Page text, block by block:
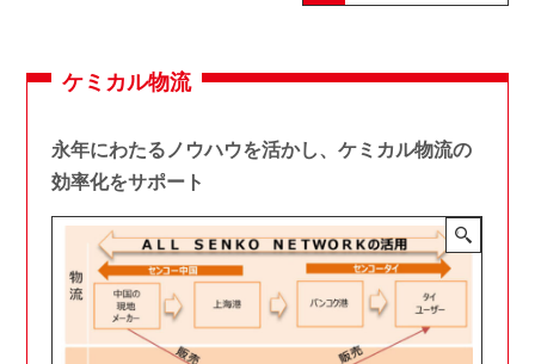
ケミカル物流
永年にわたるノウハウを活かし、ケミカル物流の
効率化をサポート